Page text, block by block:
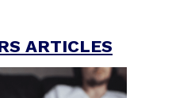
ARTICLES